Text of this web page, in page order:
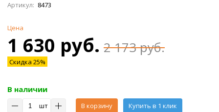
Артикул: 8473
Цена
1 630 руб. 2 173 руб.
Скидка 25%
В наличии
шт В корзину Купить в 1 клик